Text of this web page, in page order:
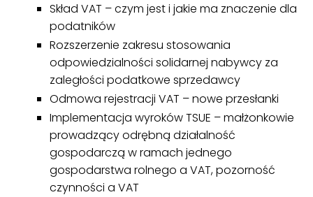
Skład VAT – czym jest i jakie ma znaczenie dla
podatników
Rozszerzenie zakresu stosowania
odpowiedzialności solidarnej nabywcy za
zaległości podatkowe sprzedawcy
Odmowa rejestracji VAT – nowe przesłanki
Implementacja wyroków TSUE – małżonkowie
prowadzący odrębną działalność
gospodarczą w ramach jednego
gospodarstwa rolnego a VAT, pozorność
czynności a VAT